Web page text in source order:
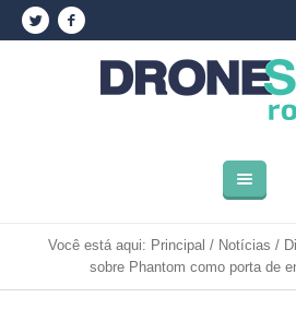
Você está aqui: Principal / Notícias /
sobre Phantom como porta de